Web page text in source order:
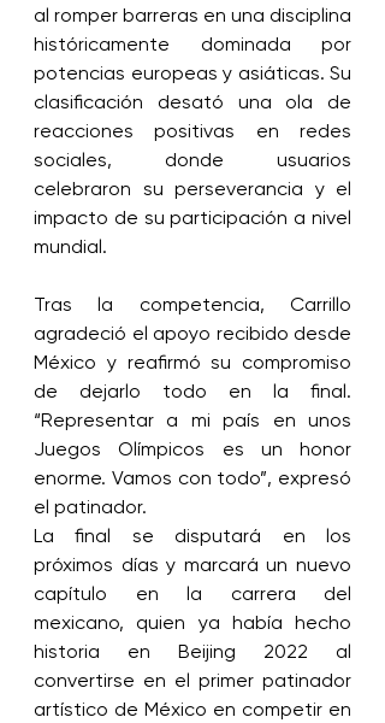
al romper barreras en una disciplina
históricamente dominada por
potencias europeas y asiáticas. Su
clasificación desató una ola de
reacciones positivas en redes
sociales, donde usuarios
celebraron su perseverancia y el
impacto de su participación a nivel
mundial.
Tras la competencia, Carrillo
agradeció el apoyo recibido desde
México y reafirmó su compromiso
de dejarlo todo en la final.
“Representar a mi país en unos
Juegos Olímpicos es un honor
enorme. Vamos con todo”, expresó
el patinador.
La final se disputará en los
próximos días y marcará un nuevo
capítulo en la carrera del
mexicano, quien ya había hecho
historia en Beijing 2022 al
convertirse en el primer patinador
artístico de México en competir en